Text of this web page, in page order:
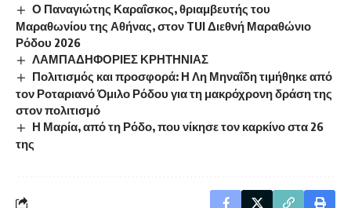
Ο Παναγιώτης Καραΐσκος, θριαμβευτής του
Μαραθωνίου της Αθήνας, στον TUI Διεθνή Μαραθώνιο
Ρόδου 2026
ΛΑΜΠΑΔΗΦΟΡΙΕΣ ΚΡΗΤΗΝΙΑΣ
Πολιτισμός και προσφορά: Η Λη Μηναΐδη τιμήθηκε από
τον Ροταριανό Όμιλο Ρόδου για τη μακρόχρονη δράση της
στον πολιτισμό
Η Μαρία, από τη Ρόδο, που νίκησε τον καρκίνο στα 26
της